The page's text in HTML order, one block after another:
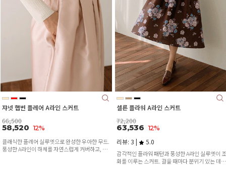
쟈넷 햅번 플레어 A라인 스커트
66,500
58,520 12%
클래식한 플레어 실루엣으로 완성한 우아한 무드.
풍성한 A라인이 하체를 자연스럽게 커버하고, 잘
셀른 플라워 A라인 스커트
72,200
63,536 12%
리뷰: 3 | 5.0
감각적인 플라워 패턴과 풍성한 A라인 실루엣이 조
화를 이루는 스커트. 걸을 때마다 분위기 있는 데일